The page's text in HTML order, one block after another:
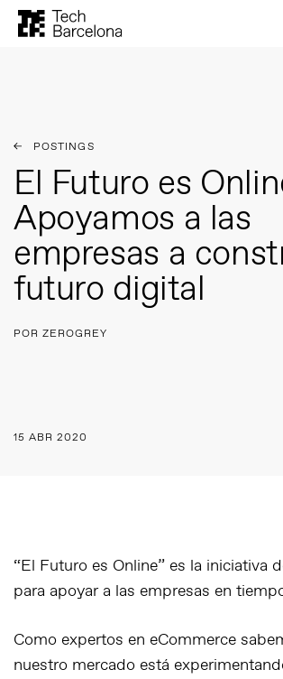
POSTINGS
El Futuro es
Apoyamos a las
empresas a
futuro digital
POR ZEROGREY
15 ABR 2020
“El Futuro es Online” es la iniciativa
para apoyar a las empresas en
Como expertos en eCommerce
nuestro mercado está